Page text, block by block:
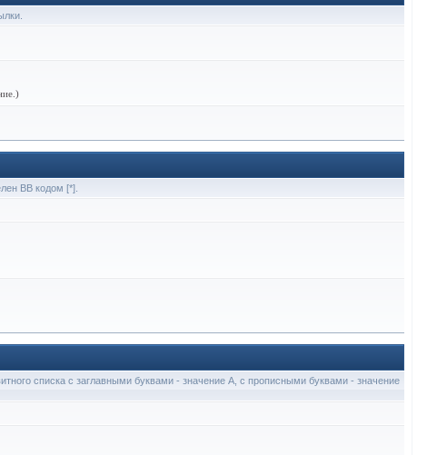
BB кодом [*].
списка с заглавными буквами - значение A, с прописными буквами - значение